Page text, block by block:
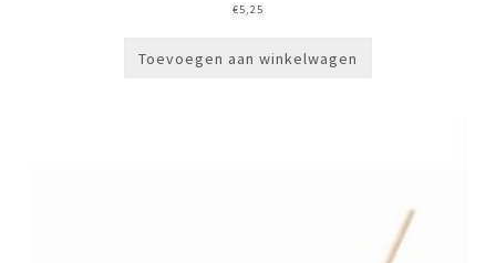
€5,25
Toevoegen aan winkelwagen